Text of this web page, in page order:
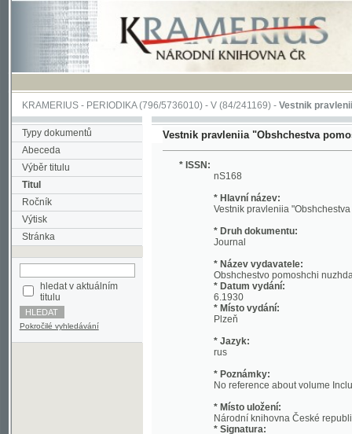
KRAMERIUS-PERIODIKA(796/5736010) -V(84/241169) -Vestnik pravleniia
Typy dokumentů
Abeceda
Výběr titulu
Titul
Ročník
Výtisk
Stránka
hledat v aktuálním
Pokročilé vyhledávání
Vestnik pravleniia "Obshchestva
* ISSN:
nS168
* Hlavní název:
* Druh dokumentu:
* Název vydavatele:
* Datum vydání:
6.1930
* Místo vydání:
* Jazyk:
* Poznámky:
No reference about volume Included:
* Místo uložení:
Národní knihovna České republiky -
* Signatura:
Zobrazit titul v Souborném katalogu